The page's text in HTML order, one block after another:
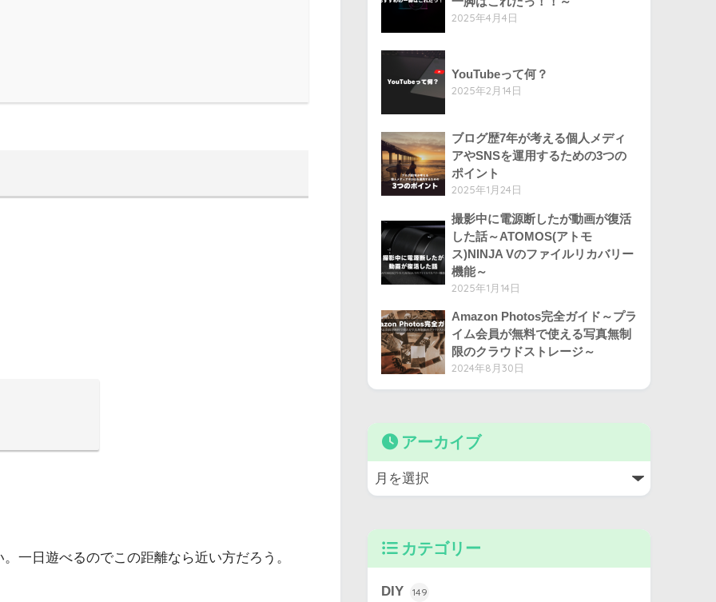
一日遊べるのでこの距離なら近い方だろう。
2025年4月4日
YouTubeって何？
2025年2月14日
ブログ歴7年が考える個人メディ
アやSNSを運用するための3つの
ポイント
2025年1月24日
撮影中に電源断したが動画が復活
した話～ATOMOS(アトモ
ス)NINJA Vのファイルリカバリー
機能～
2025年1月14日
Amazon Photos完全ガイド～プラ
イム会員が無料で使える写真無制
限のクラウドストレージ～
2024年8月30日
アーカイブ
カテゴリー
DIY 149